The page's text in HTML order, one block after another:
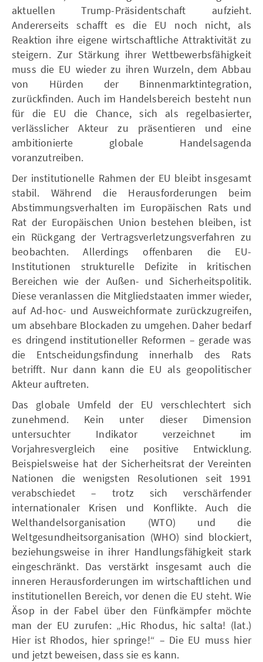
aktuellen Trump-Präsidentschaft aufzieht.
Andererseits schafft es die EU noch nicht, als
Reaktion ihre eigene wirtschaftliche Attraktivität zu
steigern. Zur Stärkung ihrer Wettbewerbsfähigkeit
muss die EU wieder zu ihren Wurzeln, dem Abbau
von Hürden der Binnenmarktintegration,
zurückfinden. Auch im Handelsbereich besteht nun
für die EU die Chance, sich als regelbasierter,
verlässlicher Akteur zu präsentieren und eine
ambitionierte globale Handelsagenda
voranzutreiben.
Der institutionelle Rahmen der EU bleibt insgesamt
stabil. Während die Herausforderungen beim
Abstimmungsverhalten im Europäischen Rats und
Rat der Europäischen Union bestehen bleiben, ist
ein Rückgang der Vertragsverletzungsverfahren zu
beobachten. Allerdings offenbaren die EU-
Institutionen strukturelle Defizite in kritischen
Bereichen wie der Außen- und Sicherheitspolitik.
Diese veranlassen die Mitgliedstaaten immer wieder,
auf Ad-hoc- und Ausweichformate zurückzugreifen,
um absehbare Blockaden zu umgehen. Daher bedarf
es dringend institutioneller Reformen – gerade was
die Entscheidungsfindung innerhalb des Rats
betrifft. Nur dann kann die EU als geopolitischer
Akteur auftreten.
Das globale Umfeld der EU verschlechtert sich
zunehmend. Kein unter dieser Dimension
untersuchter Indikator verzeichnet im
Vorjahresvergleich eine positive Entwicklung.
Beispielsweise hat der Sicherheitsrat der Vereinten
Nationen die wenigsten Resolutionen seit 1991
verabschiedet – trotz sich verschärfender
internationaler Krisen und Konflikte. Auch die
Welthandelsorganisation (WTO) und die
Weltgesundheitsorganisation (WHO) sind blockiert,
beziehungsweise in ihrer Handlungsfähigkeit stark
eingeschränkt. Das verstärkt insgesamt auch die
inneren Herausforderungen im wirtschaftlichen und
institutionellen Bereich, vor denen die EU steht. Wie
Äsop in der Fabel über den Fünfkämpfer möchte
man der EU zurufen: „Hic Rhodus, hic salta! (lat.)
Hier ist Rhodos, hier springe!“ – Die EU muss hier
und jetzt beweisen, dass sie es kann.